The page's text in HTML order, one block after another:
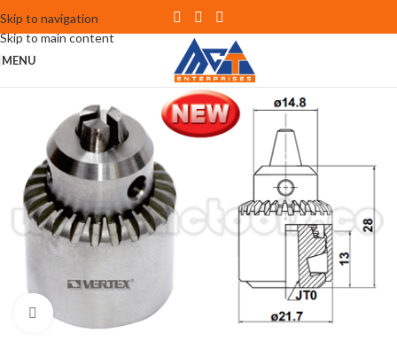
Skip to navigation
Skip to main content
MENU
Click to enlarge